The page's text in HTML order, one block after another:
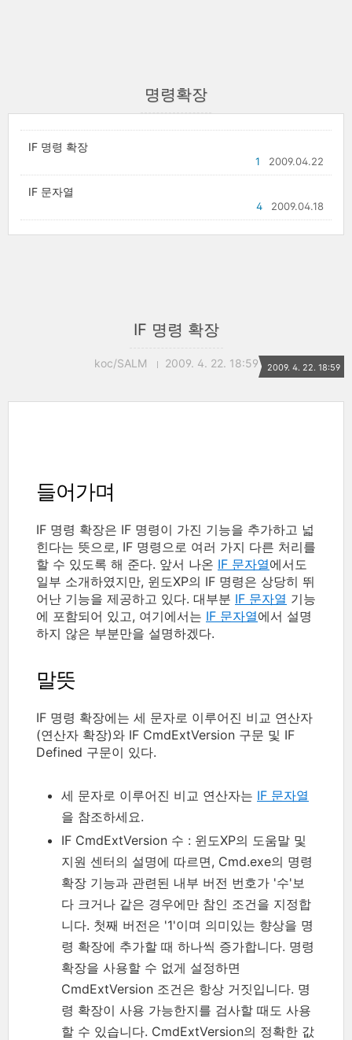
명령확장
IF 명령 확장
2009.04.22
1
IF 문자열
2009.04.18
4
IF 명령 확장
koc/SALM 2009. 4. 22. 18:59 2009. 4. 22. 18:59
들어가며
IF 명령 확장은 IF 명령이 가진 기능을 추가하고 넓
힌다는 뜻으로, IF 명령으로 여러 가지 다른 처리를
할 수 있도록 해 준다. 앞서 나온 IF 문자열에서도
일부 소개하였지만, 윈도XP의 IF 명령은 상당히 뛰
어난 기능을 제공하고 있다. 대부분 IF 문자열 기능
에 포함되어 있고, 여기에서는 IF 문자열에서 설명
하지 않은 부분만을 설명하겠다.
말뜻
IF 명령 확장에는 세 문자로 이루어진 비교 연산자
(연산자 확장)와 IF CmdExtVersion 구문 및 IF
Defined 구문이 있다.
세 문자로 이루어진 비교 연산자는 IF 문자열
을 참조하세요.
IF CmdExtVersion 수 : 윈도XP의 도움말 및
지원 센터의 설명에 따르면, Cmd.exe의 명령
확장 기능과 관련된 내부 버전 번호가 '수'보
다 크거나 같은 경우에만 참인 조건을 지정합
니다. 첫째 버전은 '1'이며 의미있는 향상을 명
령 확장에 추가할 때 하나씩 증가합니다. 명령
확장을 사용할 수 없게 설정하면
CmdExtVersion 조건은 항상 거짓입니다. 명
령 확장이 사용 가능한지를 검사할 때도 사용
할 수 있습니다. CmdExtVersion의 정확한 값